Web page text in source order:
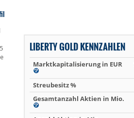
LIBERTY GOLD KENNZAHLEN
Marktkapitalisierung in EUR
Streubesitz %
Gesamtanzahl Aktien in Mio.